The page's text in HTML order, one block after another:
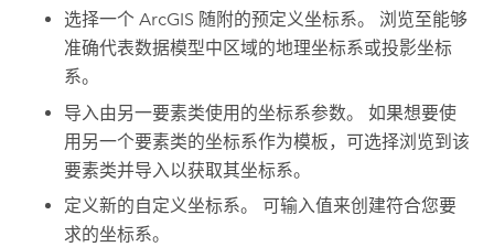
选择一个 ArcGIS 随附的预定义坐标系。 浏览至能够
准确代表数据模型中区域的地理坐标系或投影坐标
系。
导入由另一要素类使用的坐标系参数。 如果想要使
用另一个要素类的坐标系作为模板，可选择浏览到该
要素类并导入以获取其坐标系。
定义新的自定义坐标系。 可输入值来创建符合您要
求的坐标系。